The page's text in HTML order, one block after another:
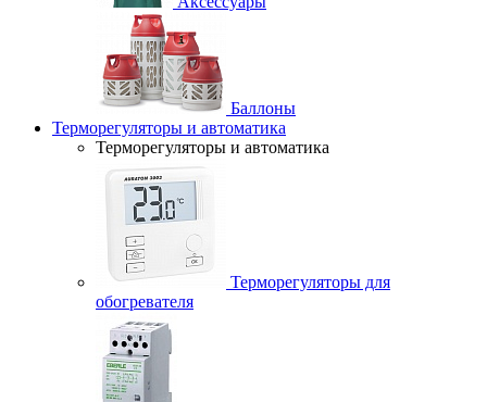
Баллоны
Терморегуляторы и автоматика
Терморегуляторы и автоматика
Терморегуляторы для
обогревателя